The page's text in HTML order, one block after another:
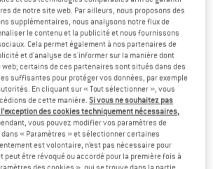
€
de notre site web. Par ailleurs, nous proposons des
supplémentaires, nous analysons notre flux de
le contenu et la publicité et nous fournissons
Cela permet également à nos partenaires de
et d'analyse de s'informer sur la manière dont
certains de ces partenaires sont situés dans des
suffisantes pour protéger vos données, par exemple
En cliquant sur « Tout sélectionner », vous
de cette manière.Si vous ne souhaitez pas
des cookies techniquement nécessaires,
vous pouvez modifier vos paramètres de
« Paramètres » et sélectionner certaines
est volontaire, n’est pas nécessaire pour
peut être révoqué ou accordé pour la première fois à